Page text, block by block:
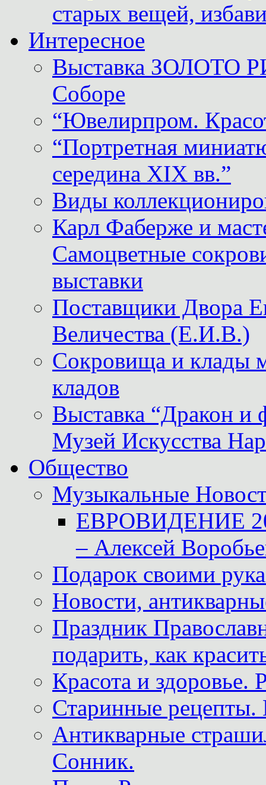
старых вещей,
Интересное
Выставка ЗОЛОТО
Соборе
“Ювелирпром.
“Портретная
середина XIX вв.”
Виды
Карл Фаберже и
Самоцветные
выставки
Поставщики
Величества (Е.И.В.)
Сокровища и клады
кладов
Выставка “Дракон и
Музей Искусства
Общество
Музыкальные
ЕВРОВИДЕНИЕ
– Алексей
Подарок своими
Новости,
Праздник
подарить, как
Красота и здоровье.
Старинные рецепты.
Антикварные
Сонник.